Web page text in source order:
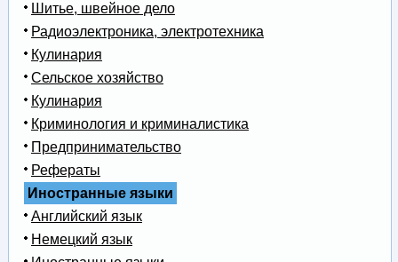
Шитье, швейное дело
Радиоэлектроника, электротехника
Кулинария
Сельское хозяйство
Кулинария
Криминология и криминалистика
Предпринимательство
Рефераты
Иностранные языки
Английский язык
Немецкий язык